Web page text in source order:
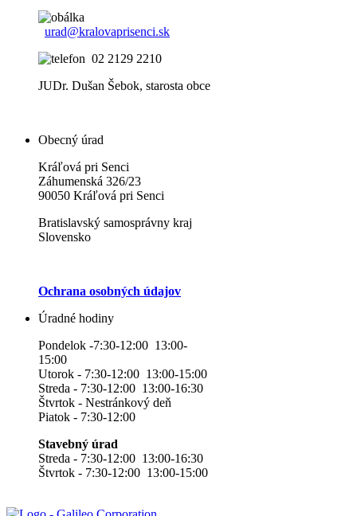
urad@kralovaprisenci.sk
02 2129 2210
JUDr. Dušan Šebok, starosta obce
Obecný úrad
Kráľová pri Senci
Záhumenská 326/23
90050 Kráľová pri Senci
Bratislavský samosprávny kraj
Slovensko
Ochrana osobných údajov
Úradné hodiny
Pondelok -7:30-12:00 13:00-
15:00
Utorok - 7:30-12:00 13:00-15:00
Streda - 7:30-12:00 13:00-16:30
Štvrtok - Nestránkový deň
Piatok - 7:30-12:00
Stavebný úrad
Streda - 7:30-12:00 13:00-16:30
Štvrtok - 7:30-12:00 13:00-15:00